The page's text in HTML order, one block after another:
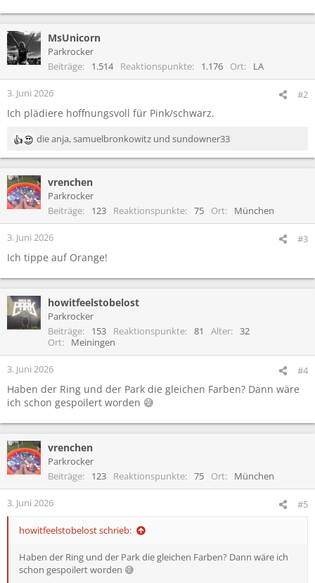
MsUnicorn
Parkrocker
Beiträge
1.514 Reaktionspunkte 1.176 Ort LA
3. Juni 2026 #2
Ich plädiere hoffnungsvoll für Pink/schwarz.
R
e
k
t
i
n
e
n
die anja,samuelbronkowitz und sundowner33
vrenchen
Parkrocker
Beiträge
123 Reaktionspunkte 75 Ort München
3. Juni 2026 #3
Ich tippe auf Orange!
howitfeelstobelost
Parkrocker
Beiträge
153 Reaktionspunkte 81 Alter
32
Ort
Meiningen
3. Juni 2026 #4
Haben der Ring und der Park die gleichen Farben? Dann wäre
ich schon gespoilert worden 😅
vrenchen
Parkrocker
Beiträge
123 Reaktionspunkte 75 Ort München
3. Juni 2026 #5
howitfeelstobelost schrieb:
Haben der Ring und der Park die gleichen Farben? Dann wäre ich
schon gespoilert worden 😅